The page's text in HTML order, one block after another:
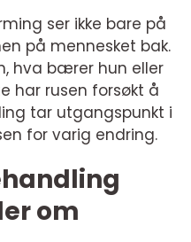
ser ikke bare på
på mennesket bak.
hva bærer hun eller
har rusen forsøkt å
tar utgangspunkt i
for varig endring.
om